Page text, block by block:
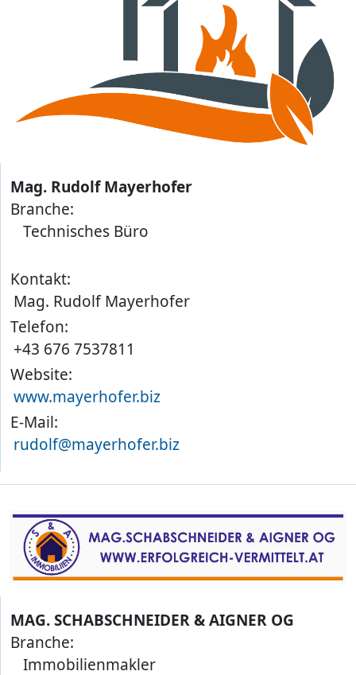
Mag. Rudolf Mayerhofer
Branche:
Technisches Büro
Kontakt:
Mag. Rudolf Mayerhofer
Telefon:
+43 676 7537811
Website:
www.mayerhofer.biz
E-Mail:
rudolf@mayerhofer.biz
MAG. SCHABSCHNEIDER & AIGNER OG
Branche:
Immobilienmakler